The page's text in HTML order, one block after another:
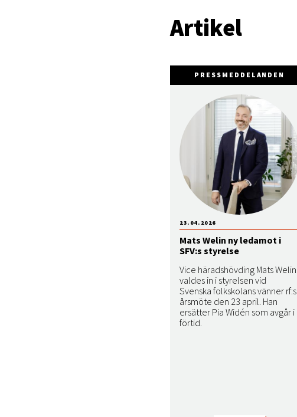
Artikel
PRESSMEDDELANDEN
Mats Welin ny ledamot i
SFV:s styrelse
Vice häradshövding Mats Welin
valdes in i styrelsen vid
Svenska folkskolans vänner rf:s
årsmöte den 23 april. Han
ersätter Pia Widén som avgår i
förtid.
23.04.2026